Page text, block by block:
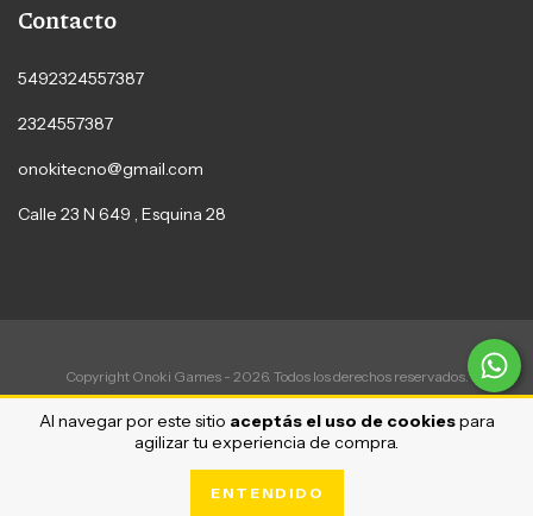
Al navegar por este sitio aceptás el uso de cookiespara
agilizar tu experiencia de compra.
ENTENDIDO
Contacto
5492324557387
2324557387
onokitecno@gmail.com
Calle 23 N 649 , Esquina 28
Copyright Onoki Games - 2026. Todos los derechos reservados.
Defensa de las y los consumidores. Para reclamosingrese aquí